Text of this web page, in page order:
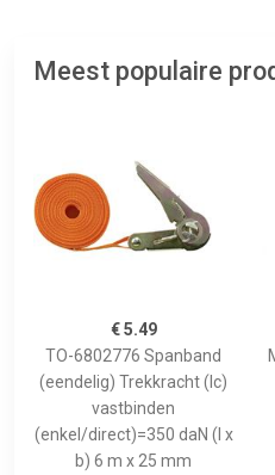
Meest populaire
€ 5.49
TO-6802776 Spanband
(eendelig) Trekkracht (lc)
vastbinden
(enkel/direct)=350 daN (l x
b) 6 m x 25 mm